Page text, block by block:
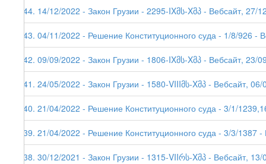
244. 14/12/2022 - Закон Грузии - 2295-IXმს-Xმპ - Вебсайт, 27/
243. 04/11/2022 - Решение Конституционного суда - 1/8/926 -
242. 09/09/2022 - Закон Грузии - 1806-IXმს-Xმპ - Вебсайт, 23/
241. 24/05/2022 - Закон Грузии - 1580-VIIIმს-Xმპ - Вебсайт,
240. 21/04/2022 - Решение Конституционного суда - 3/1/
239. 21/04/2022 - Решение Конституционного суда - 3/3/1387
238. 30/12/2021 - Закон Грузии - 1315-VIIრს-Xმპ - Вебсайт,